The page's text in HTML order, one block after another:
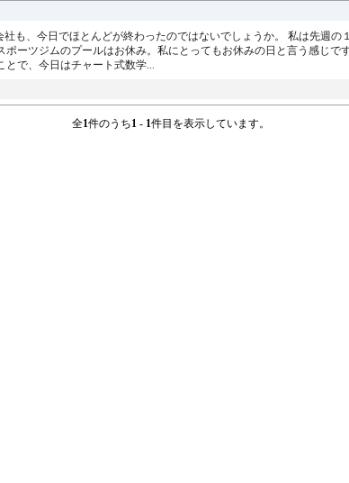
も、今日でほとんどが終わったのではないでしょうか。 私は先週
ーツジムのプールはお休み。私にとってもお休みの日と言う感じ
で、今日はチャート式数学...
全1件のうち1 - 1件目を表示しています。